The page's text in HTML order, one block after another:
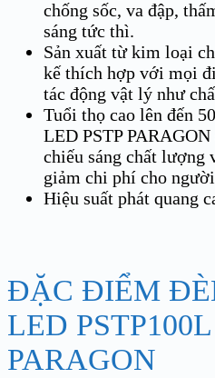
chống sốc, va đập,
sáng tức thì.
Sản xuất từ kim loại
kế thích hợp với mọi
tác động vật lý như
Tuổi thọ cao lên đến
LED PSTP
chiếu sáng chất lượng
giảm chi phí cho
Hiệu suất phát quang
ĐẶC ĐIỂM
LED
PARAGON